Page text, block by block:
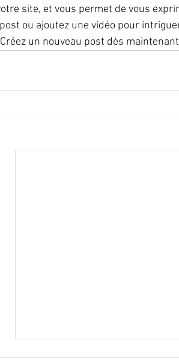
site, et vous permet de vous
ou ajoutez une vidéo pour
un nouveau post dès